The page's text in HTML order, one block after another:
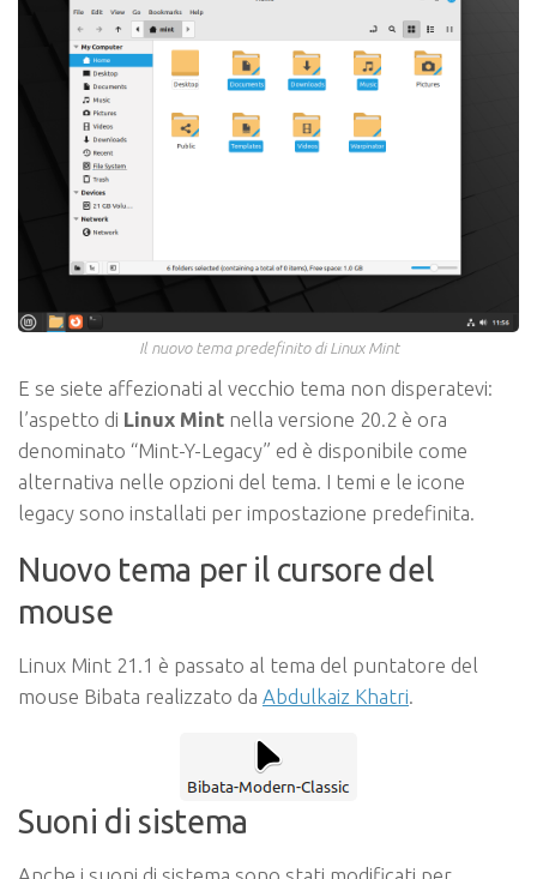
Il nuovo tema predefinito di Linux Mint
E se siete affezionati al vecchio tema non disperatevi:
l’aspetto di Linux Mint nella versione 20.2 è ora
denominato “Mint-Y-Legacy” ed è disponibile come
alternativa nelle opzioni del tema. I temi e le icone
legacy sono installati per impostazione predefinita.
Nuovo tema per il cursore del
mouse
Linux Mint 21.1 è passato al tema del puntatore del
mouse Bibata realizzato da Abdulkaiz Khatri.
Suoni di sistema
Anche i suoni di sistema sono stati modificati per